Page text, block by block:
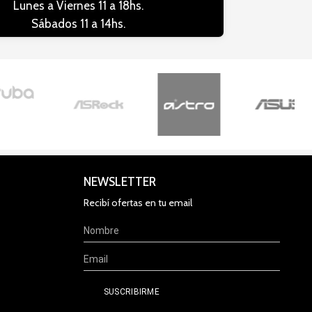
Lunes a Viernes 11 a 18hs.
Sábados 11 a 14hs.
NEWSLETTER
Recibí ofertas en tu email